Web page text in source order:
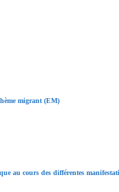
migrant (EM)
au cours des différentes